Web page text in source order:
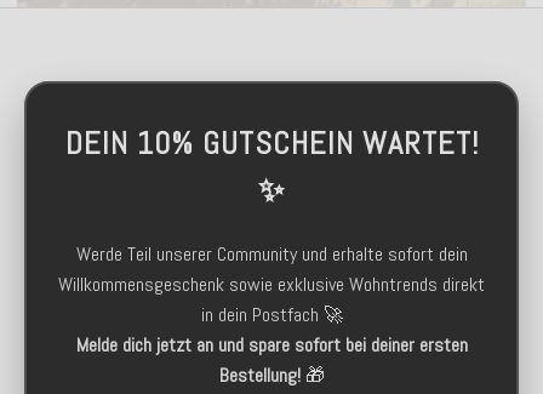
DEIN 10% GUTSCHEIN WARTET!
✨
Werde Teil unserer Community und erhalte sofort dein
Willkommensgeschenk sowie exklusive Wohntrends direkt
in dein Postfach 🚀
Melde dich jetzt an und spare sofort bei deiner ersten
Bestellung!🎁